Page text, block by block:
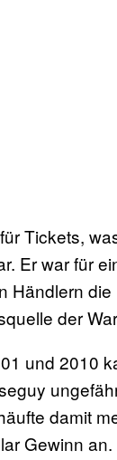
Tickets,
Er war für
Händlern die
der
und 2010
damit
Gewinn